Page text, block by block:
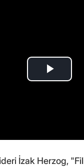
İzak Herzog,